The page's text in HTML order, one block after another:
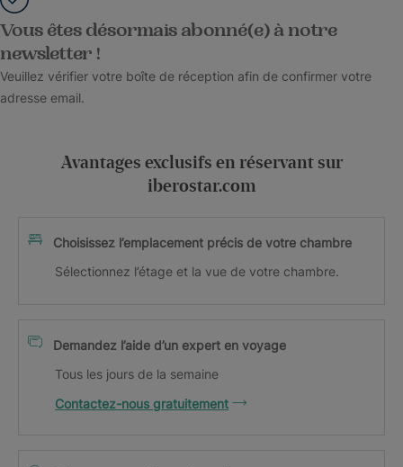
Vous êtes désormais abonné(e) à notre
newsletter !
Veuillez vérifier votre boîte de réception afin de confirmer votre
adresse email.
Avantages exclusifs en réservant sur
iberostar.com
Choisissez l’emplacement précis de votre chambre
Sélectionnez l’étage et la vue de votre chambre.
Demandez l’aide d’un expert en voyage
Tous les jours de la semaine
Contactez-nous gratuitement